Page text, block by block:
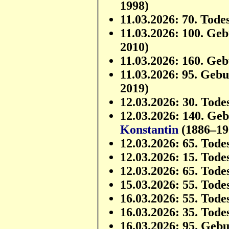
1998)
11.03.2026: 70.
11.03.2026: 100.
2010)
11.03.2026: 160.
11.03.2026: 95.
2019)
12.03.2026: 30.
12.03.2026: 140.
Konstantin
12.03.2026: 65.
12.03.2026: 15.
12.03.2026: 65.
15.03.2026: 55.
16.03.2026: 55.
16.03.2026: 35.
16.03.2026: 95.